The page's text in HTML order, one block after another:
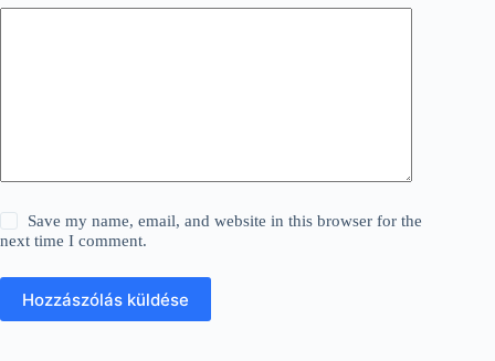
Save my name, email, and website in this browser for the
next time I comment.
Hozzászólás küldése